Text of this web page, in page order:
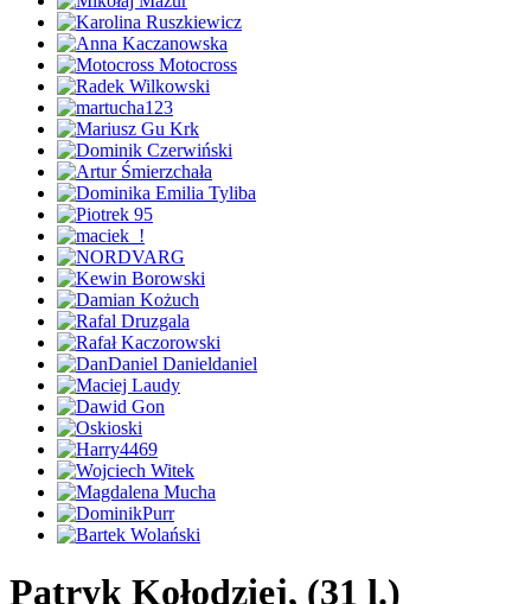
Patryk Kołodziej, (31 l.)